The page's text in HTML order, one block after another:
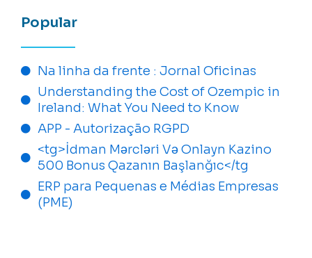
Popular
Na linha da frente : Jornal Oficinas
Understanding the Cost of Ozempic in
Ireland: What You Need to Know
APP - Autorização RGPD
<tg>İdman Mərcləri Və Onlayn Kazino
500 Bonus Qazanın Başlanğıc</tg
ERP para Pequenas e Médias Empresas
(PME)